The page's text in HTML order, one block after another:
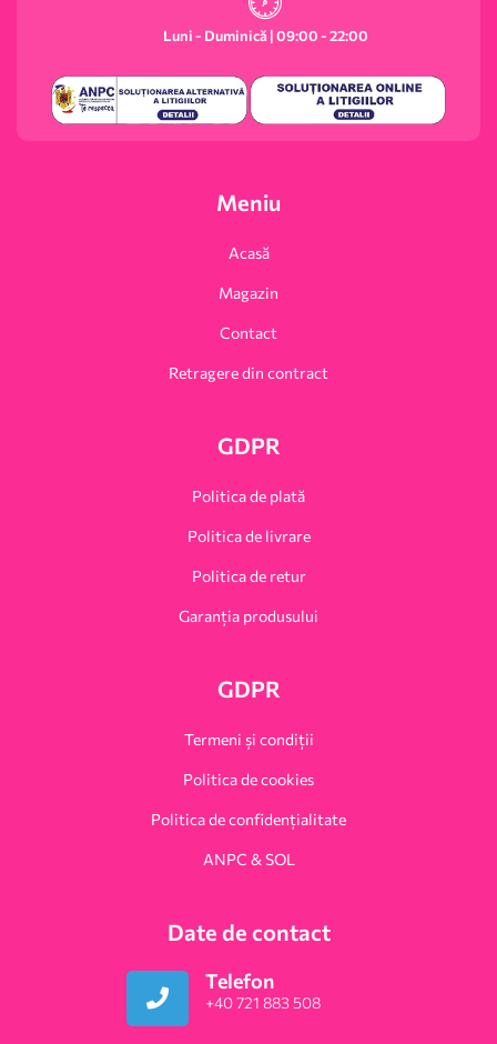
Luni - Duminică | 09:00 - 22:00
Meniu
Acasă
Magazin
Contact
Retragere din contract
GDPR
Politica de plată
Politica de livrare
Politica de retur
Garanția produsului
GDPR
Termeni și condiții
Politica de cookies
Politica de confidențialitate
ANPC & SOL
Date de contact
Telefon
+40 721 883 508